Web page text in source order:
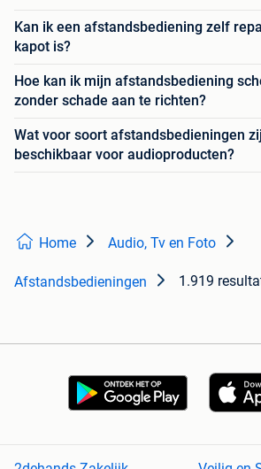
Kan ik een afstandsbediening zelf
kapot is?
Hoe kan ik mijn afstandsbediening
zonder schade aan te richten?
Wat voor soort afstandsbedieningen
beschikbaar voor audioproducten?
Home Audio, Tv en Foto
Afstandsbedieningen 1.919